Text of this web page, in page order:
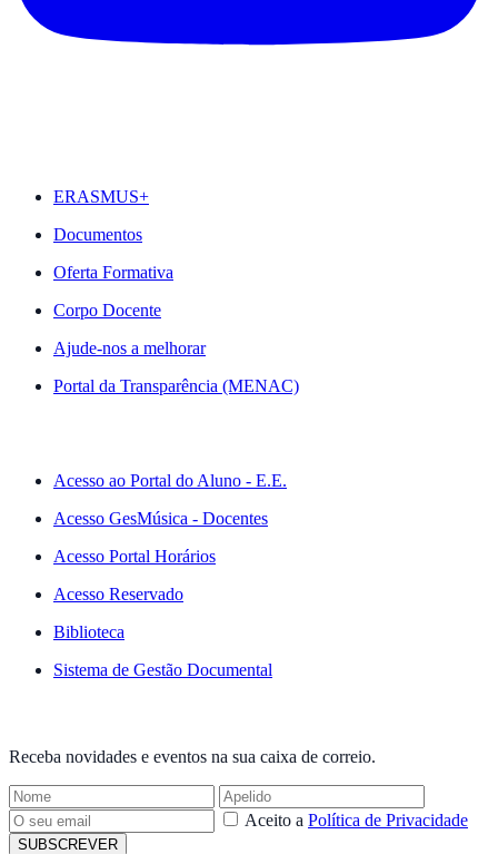
ERASMUS+
Documentos
Oferta Formativa
Corpo Docente
Ajude-nos a melhorar
Portal da Transparência (MENAC)
Acesso ao Portal do Aluno - E.E.
Acesso GesMúsica - Docentes
Acesso Portal Horários
Acesso Reservado
Biblioteca
Sistema de Gestão Documental
Receba novidades e eventos na sua caixa de correio.
Aceito a Política de Privacidade
SUBSCREVER